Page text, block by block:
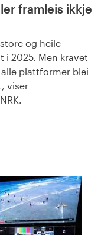
framleis ikkje
og heile
i 2025. Men kravet
plattformer blei
viser